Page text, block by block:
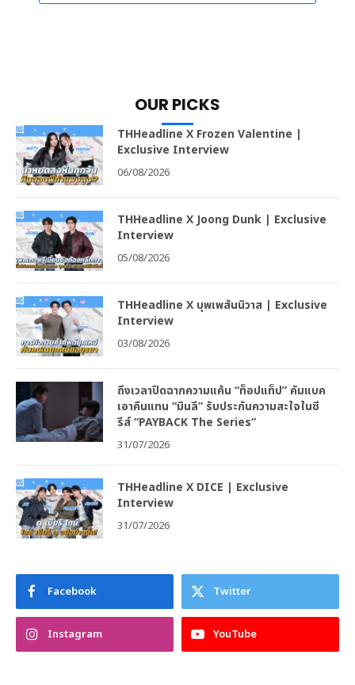
OUR PICKS
THHeadline X Frozen Valentine |
Exclusive Interview
06/08/2026
THHeadline X Joong Dunk | Exclusive
Interview
05/08/2026
THHeadline X บุพเพสันนิวาส | Exclusive
Interview
03/08/2026
ถึงเวลาปิดฉากความแค้น “ท็อปแท็ป” คัมแบค
เอาคืนแทน “มินลี” รับประกันความสะใจในซี
รีส์ “PAYBACK The Series”
31/07/2026
THHeadline X DICE | Exclusive
Interview
31/07/2026
Facebook Twitter
Instagram YouTube